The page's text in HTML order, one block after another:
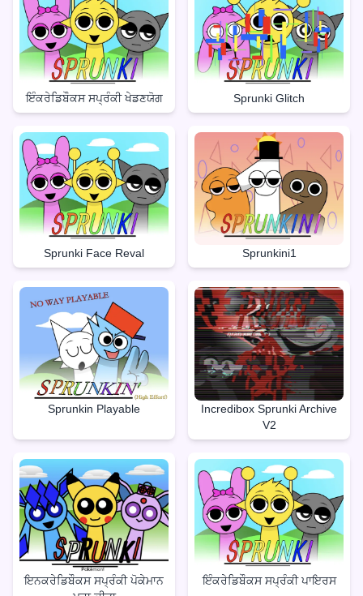
ਇੰਕਰੇਡਿਬੌਕਸ ਸਪ੍ਰੰਕੀ ਖੇਡਣਯੋਗ Sprunki Glitch
Sprunki Face Reval Sprunkini1
Sprunkin Playable
Incredibox Sprunki Archive
V2
ਇਨਕਰੇਡਿਬੌਕਸ ਸਪ੍ਰੰਕੀ ਪੋਕੇਮਾਨ
ਇੰਕਰੇਡਿਬੌਕਸ ਸਪ੍ਰੰਕੀ ਪਾਇਰਸ